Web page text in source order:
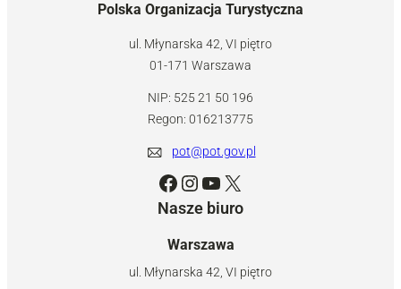
Polska Organizacja Turystyczna
ul. Młynarska 42, VI piętro
01-171 Warszawa
NIP: 525 21 50 196
Regon: 016213775
pot@pot.gov.pl
Facebook Instagram YouTube X
Nasze biuro
Warszawa
ul. Młynarska 42, VI piętro